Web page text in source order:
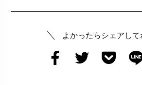
よかったらシェアして